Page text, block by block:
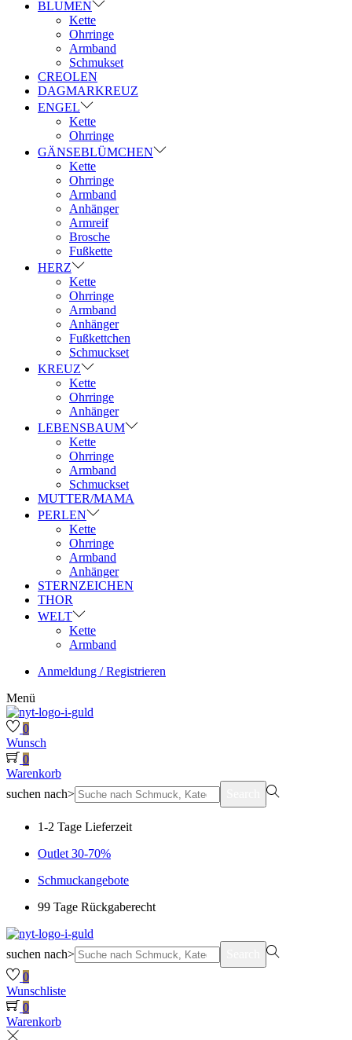
BLUMEN
Kette
Ohrringe
Armband
Schmukset
CREOLEN
DAGMARKREUZ
ENGEL
Kette
Ohrringe
GÄNSEBLÜMCHEN
Kette
Ohrringe
Armband
Anhänger
Armreif
Brosche
Fußkette
HERZ
Kette
Ohrringe
Armband
Anhänger
Fußkettchen
Schmuckset
KREUZ
Kette
Ohrringe
Anhänger
LEBENSBAUM
Kette
Ohrringe
Armband
Schmuckset
MUTTER/MAMA
PERLEN
Kette
Ohrringe
Armband
Anhänger
STERNZEICHEN
THOR
WELT
Kette
Armband
Anmeldung / Registrieren
Menü
0
Wunsch
0
Warenkorb
suchen nach>
1-2 Tage Lieferzeit
Outlet 30-70%
Schmuckangebote
99 Tage Rückgaberecht
suchen nach>
0
Wunschliste
0
Warenkorb